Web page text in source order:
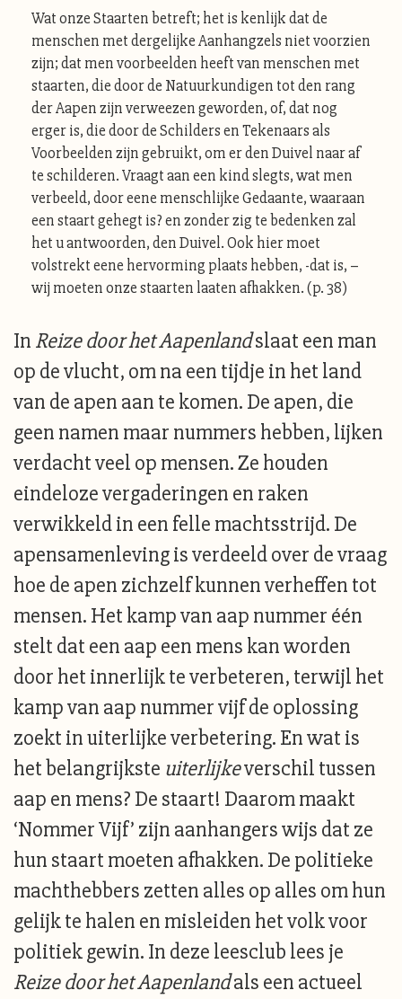
Wat onze Staarten betreft; het is kenlijk dat de
menschen met dergelijke Aanhangzels niet voorzien
zijn; dat men voorbeelden heeft van menschen met
staarten, die door de Natuurkundigen tot den rang
der Aapen zijn verweezen geworden, of, dat nog
erger is, die door de Schilders en Tekenaars als
Voorbeelden zijn gebruikt, om er den Duivel naar af
te schilderen. Vraagt aan een kind slegts, wat men
verbeeld, door eene menschlijke Gedaante, waaraan
een staart gehegt is? en zonder zig te bedenken zal
het u antwoorden, den Duivel. Ook hier moet
volstrekt eene hervorming plaats hebben, -dat is, –
wij moeten onze staarten laaten afhakken. (p. 38)
In Reize door het Aapenlandslaat een man
op de vlucht, om na een tijdje in het land
van de apen aan te komen. De apen, die
geen namen maar nummers hebben, lijken
verdacht veel op mensen. Ze houden
eindeloze vergaderingen en raken
verwikkeld in een felle machtsstrijd. De
apensamenleving is verdeeld over de vraag
hoe de apen zichzelf kunnen verheffen tot
mensen. Het kamp van aap nummer één
stelt dat een aap een mens kan worden
door het innerlijk te verbeteren, terwijl het
kamp van aap nummer vijf de oplossing
zoekt in uiterlijke verbetering. En wat is
het belangrijkste uiterlijkeverschil tussen
aap en mens? De staart! Daarom maakt
‘Nommer Vijf’ zijn aanhangers wijs dat ze
hun staart moeten afhakken. De politieke
machthebbers zetten alles op alles om hun
gelijk te halen en misleiden het volk voor
politiek gewin. In deze leesclub lees je
Reize door het Aapenlandals een actueel